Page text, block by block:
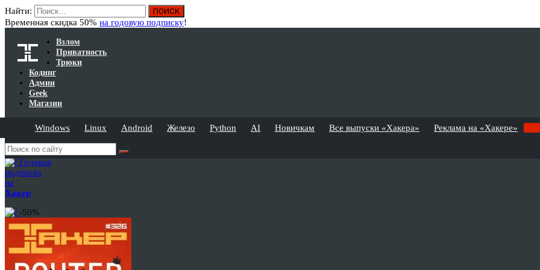
Найти:
Временная скидка 50% на годовую подписку!
Взлом
Приватность
Трюки
Кодинг
Админ
Geek
Магазин
Windows Linux Android Железо Python AI Новичкам Все выпуски «Хакера» Реклама на «Хакере»
Годовая
подписка
на
Хакер
-50%